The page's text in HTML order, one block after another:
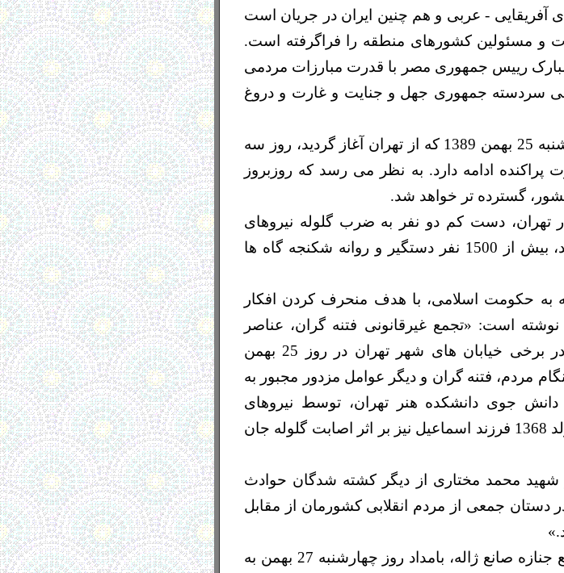
آفریقایی - عربی و هم چنین ایران در جریان است
مسئولین کشورهای منطقه را فراگرفته است.
رییس جمهوری مصر با قدرت مبارزات مردمی
سردسته جمهوری جهل و جنایت و غارت و دروغ
در چنین شرایطی، اعتراضات مردمی روز دوشنبه 25 بهمن 1389 که از تهران آغاز گردید، روز سه
بهمن نیز به صورت پراکنده ادامه دارد. به نظر می رسد که روزبروز
گسترده تر خواهد شد.
دوشنبه 25 بهمن ماه در تهران، دست کم دو نفر به ضرب گلوله نیروهای
امنیتی حکومت جان خود را از دست داده اند، بیش از 1500 نفر دستگیر و روانه شکنجه گاه ها
به حکومت اسلامی، با هدف منحرف کردن افکار
اعتراضات مردمی 25 بهمن نوشته است: «تجمع غيرقانونی فتنه گران، عناصر
منافقين، سلطنت طلبان و اراذل و اوباش در برخی خيابان های شهر تهران در روز 25 بهمن
مردم، فتنه گران و ديگر عوامل مزدور مجبور به
جوی دانشکده هنر تهران، توسط نیروهای
حکومتی به قتل رسید و «محمد مختاری» متولد 1368 فرزند اسماعیل نیز بر اثر اصابت گلوله جان
محمد مختاری از ديگر كشته شدگان حوادث
جمعی از مردم انقلابی كشورمان از مقابل
بر اساس گزارش خبرگزاری ها، مراسم تشییع جنازه صانع ژاله، بامداد روز چهارشنبه 27 بهمن به